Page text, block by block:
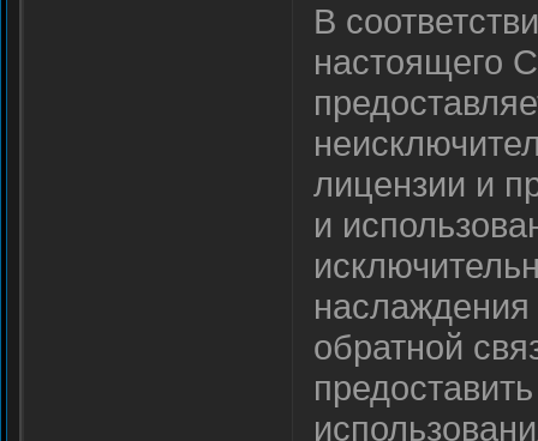
В
настоящего
лицензии и
и
наслаждения
обратной